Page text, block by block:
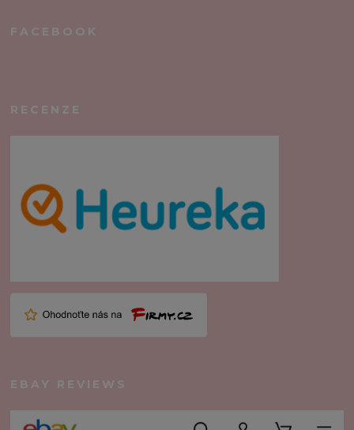
FACEBOOK
RECENZE
EBAY REVIEWS